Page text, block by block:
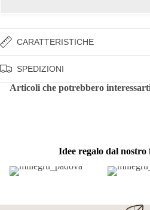
CARATTERISTICHE
SPEDIZIONI
Articoli che potrebbero
Idee regalo dal nostro